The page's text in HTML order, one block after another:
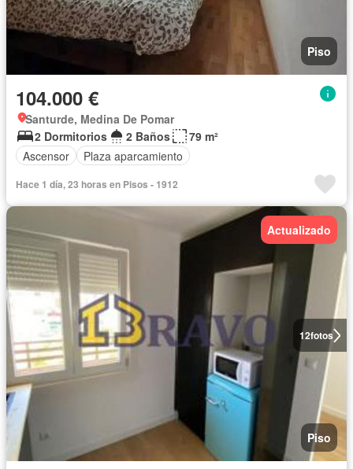
Piso
104.000 €
Santurde, Medina De Pomar
2 Dormitorios
2 Baños
79 m²
Ascensor
Plaza aparcamiento
Hace 1 día, 23 horas en Pisos - 1912
12fotos
Actualizado
Piso